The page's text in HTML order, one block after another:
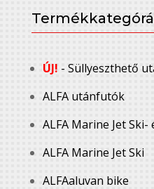
ÚJ! - Süllyeszthető
ALFA utánfutók
ALFA Marine Jet
ALFA Marine Jet Ski
ALFAaluvan bike